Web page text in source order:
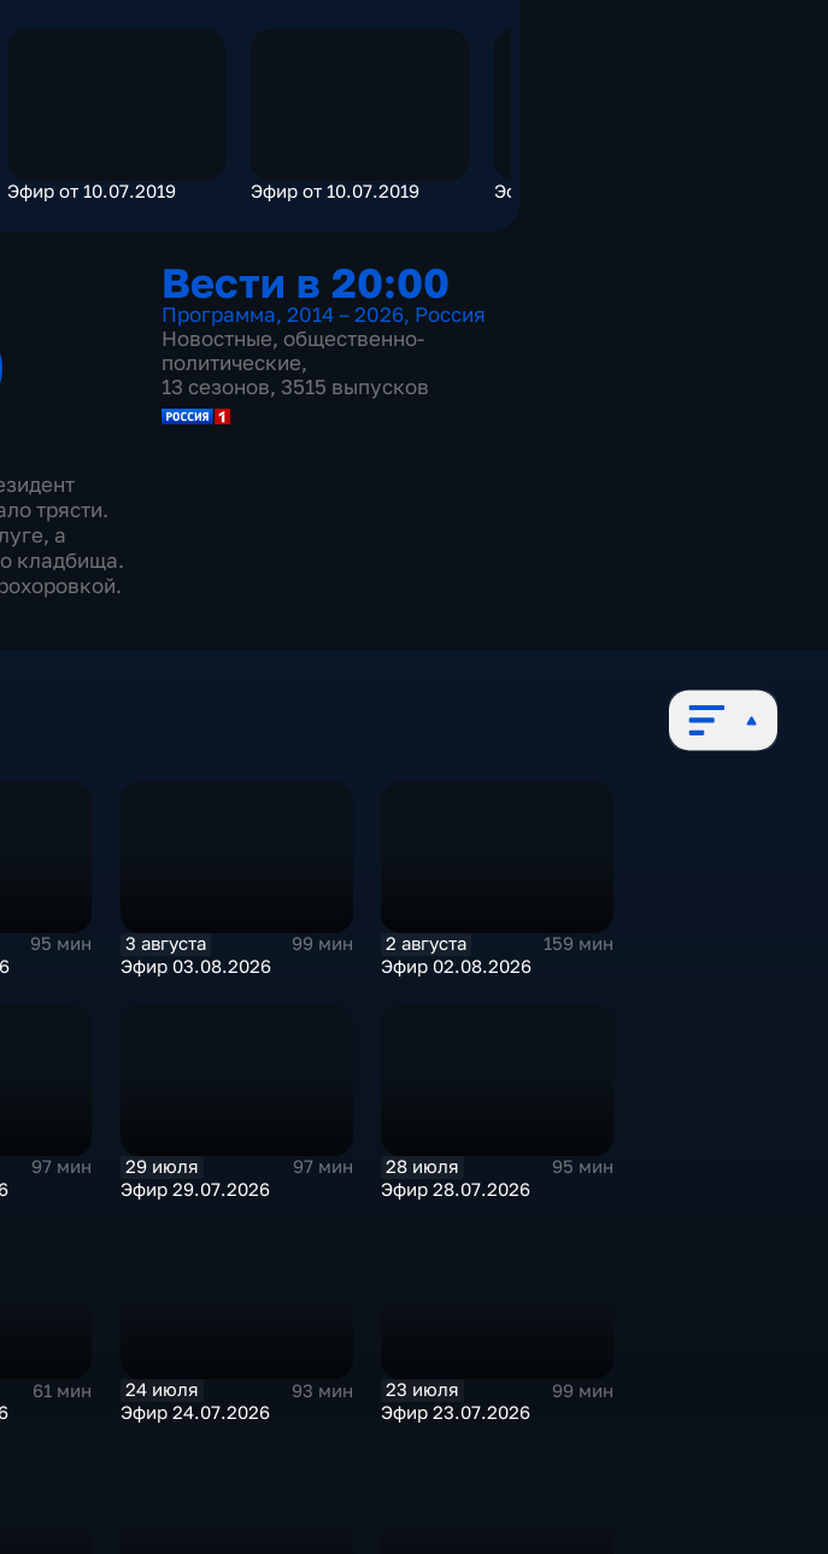
Эфир от 10.07.2019 Эфир от 10.07.2019 Эфир от 10.07.2019
трясти.
а
кладбища.
Вести в 20:00
Программа, 2014 – 2026, Россия
Новостные, общественно-
политические,
13 сезонов, 3515 выпусков
95 мин
3 августа
99 мин
Эфир 03.08.2026
2 августа
159 мин
Эфир 02.08.2026
97 мин
29 июля
97 мин
Эфир 29.07.2026
28 июля
95 мин
Эфир 28.07.2026
61 мин
24 июля
93 мин
Эфир 24.07.2026
23 июля
99 мин
Эфир 23.07.2026